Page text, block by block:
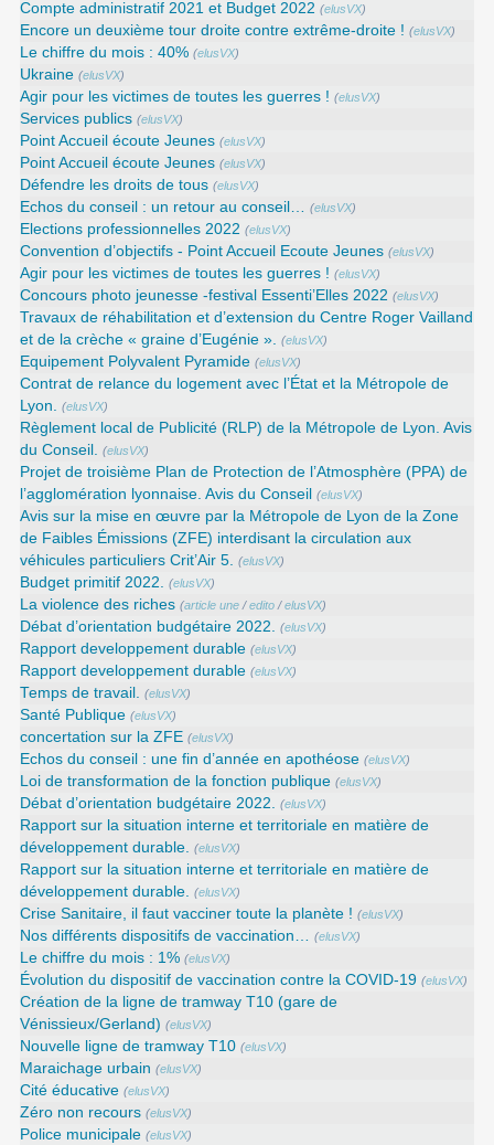
Compte administratif 2021 et Budget 2022 (elusVX)
Encore un deuxième tour droite contre extrême-droite ! (elusVX)
Le chiffre du mois : 40% (elusVX)
Ukraine (elusVX)
Agir pour les victimes de toutes les guerres ! (elusVX)
Services publics (elusVX)
Point Accueil écoute Jeunes (elusVX)
Point Accueil écoute Jeunes (elusVX)
Défendre les droits de tous (elusVX)
Echos du conseil : un retour au conseil… (elusVX)
Elections professionnelles 2022 (elusVX)
Convention d’objectifs - Point Accueil Ecoute Jeunes (elusVX)
Agir pour les victimes de toutes les guerres ! (elusVX)
Concours photo jeunesse -festival Essenti’Elles 2022 (elusVX)
Travaux de réhabilitation et d’extension du Centre Roger Vailland
et de la crèche « graine d’Eugénie ». (elusVX)
Equipement Polyvalent Pyramide (elusVX)
Contrat de relance du logement avec l’État et la Métropole de
Lyon. (elusVX)
Règlement local de Publicité (RLP) de la Métropole de Lyon. Avis
du Conseil. (elusVX)
Projet de troisième Plan de Protection de l’Atmosphère (PPA) de
l’agglomération lyonnaise. Avis du Conseil
(elusVX)
Avis sur la mise en œuvre par la Métropole de Lyon de la Zone
de Faibles Émissions (ZFE) interdisant la circulation aux
véhicules particuliers Crit’Air 5. (elusVX)
Budget primitif 2022. (elusVX)
La violence des riches (article une /edito /elusVX)
Débat d’orientation budgétaire 2022. (elusVX)
Rapport developpement durable (elusVX)
Rapport developpement durable (elusVX)
Temps de travail. (elusVX)
Santé Publique (elusVX)
concertation sur la ZFE (elusVX)
Echos du conseil : une fin d’année en apothéose (elusVX)
Loi de transformation de la fonction publique (elusVX)
Débat d’orientation budgétaire 2022. (elusVX)
Rapport sur la situation interne et territoriale en matière de
développement durable. (elusVX)
Rapport sur la situation interne et territoriale en matière de
développement durable. (elusVX)
Crise Sanitaire, il faut vacciner toute la planète ! (elusVX)
Nos différents dispositifs de vaccination… (elusVX)
Le chiffre du mois : 1% (elusVX)
Évolution du dispositif de vaccination contre la COVID-19 (elusVX)
Création de la ligne de tramway T10 (gare de
Vénissieux/Gerland) (elusVX)
Nouvelle ligne de tramway T10 (elusVX)
Maraichage urbain (elusVX)
Cité éducative (elusVX)
Zéro non recours (elusVX)
Police municipale (elusVX)